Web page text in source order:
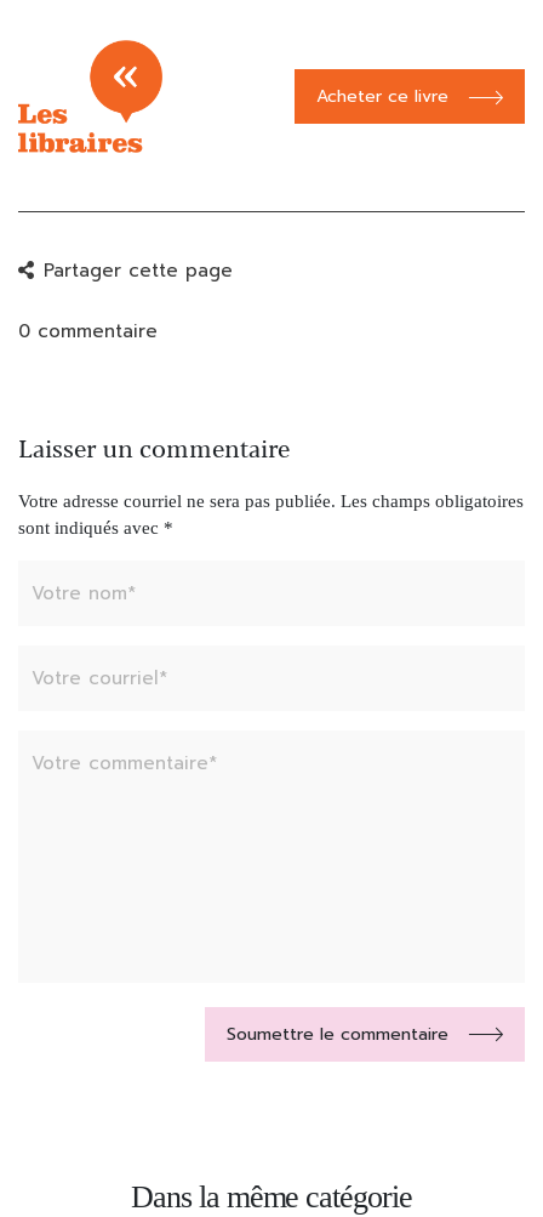
Acheter ce livre
Partager cette page
0 commentaire
Laisser un commentaire
Votre adresse courriel ne sera pas publiée. Les champs obligatoires
sont indiqués avec *
Soumettre le commentaire
Dans la même catégorie